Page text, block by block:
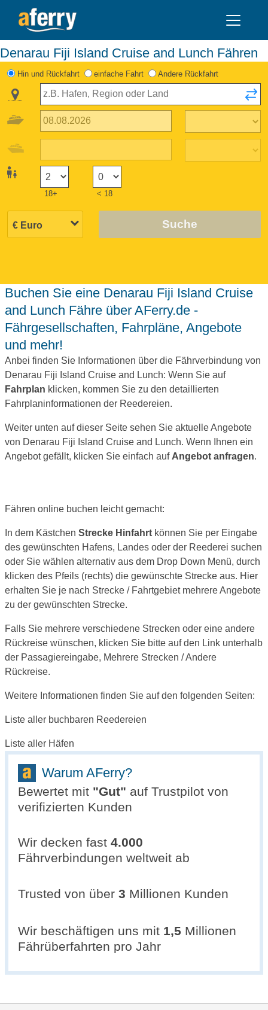
Denarau Fiji Island Cruise and Lunch Fähren
Hin und Rückfahrt einfache Fahrt Andere Rückfahrt
18+ < 18
Suche
Buchen Sie eine Denarau Fiji Island Cruise
and Lunch Fähre über AFerry.de -
Fährgesellschaften, Fahrpläne, Angebote
und mehr!
Anbei finden Sie Informationen über die Fährverbindung von
Denarau Fiji Island Cruise and Lunch: Wenn Sie auf
Fahrplan klicken, kommen Sie zu den detaillierten
Fahrplaninformationen der Reedereien.
Weiter unten auf dieser Seite sehen Sie aktuelle Angebote
von Denarau Fiji Island Cruise and Lunch. Wenn Ihnen ein
Angebot gefällt, klicken Sie einfach auf Angebot anfragen.
Fähren online buchen leicht gemacht:
In dem Kästchen Strecke Hinfahrt können Sie per Eingabe
des gewünschten Hafens, Landes oder der Reederei suchen
oder Sie wählen alternativ aus dem Drop Down Menü, durch
klicken des Pfeils (rechts) die gewünschte Strecke aus. Hier
erhalten Sie je nach Strecke / Fahrtgebiet mehrere Angebote
zu der gewünschten Strecke.
Falls Sie mehrere verschiedene Strecken oder eine andere
Rückreise wünschen, klicken Sie bitte auf den Link unterhalb
der Passagiereingabe, Mehrere Strecken / Andere
Rückreise.
Weitere Informationen finden Sie auf den folgenden Seiten:
Liste aller buchbaren Reedereien
Liste aller Häfen
Warum AFerry?
Bewertet mit "Gut" auf Trustpilot von
verifizierten Kunden
Wir decken fast 4.000
Fährverbindungen weltweit ab
Trusted von über 3 Millionen Kunden
Wir beschäftigen uns mit 1,5 Millionen
Fährüberfahrten pro Jahr